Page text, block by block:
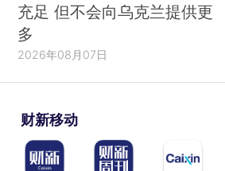
充足 但不会向乌克兰提供更
多
2026年08月07日
财新移动